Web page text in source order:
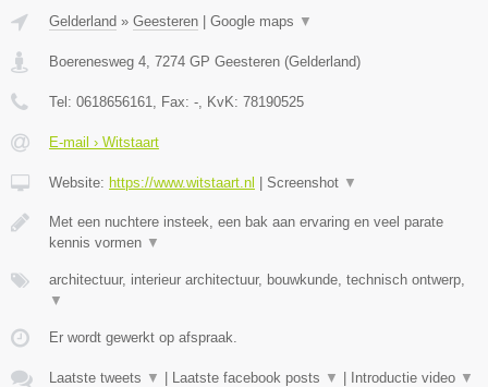
Gelderland » Geesteren | Google maps ▼
Boerenesweg 4 7274 GP Geesteren (Gelderland)
Tel: 0618656161 , Fax: - , KvK: 78190525
E-mail › Witstaart
Website: https://www.witstaart.nl | Screenshot ▼
Met een nuchtere insteek, een bak aan ervaring en veel parate
kennis vormen ▼
architectuur, interieur architectuur, bouwkunde, technisch ontwerp,
▼
Er wordt gewerkt op afspraak.
Laatste tweets ▼ | Laatste facebook posts ▼ | Introductie video ▼